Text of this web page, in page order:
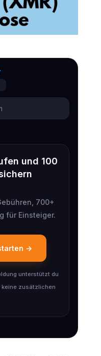
und 100
700+
für Einsteiger.
→
unterstützt du
keine zusätzlichen